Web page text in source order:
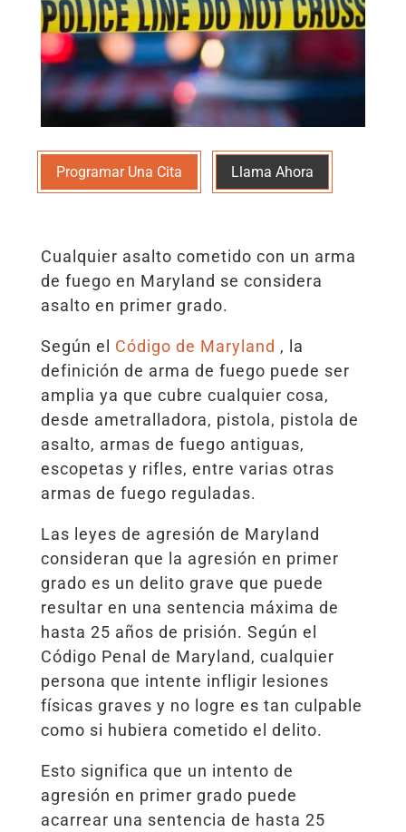
Programar Una Cita Llama Ahora
Cualquier asalto cometido con un arma
de fuego en Maryland se considera
asalto en primer grado.
Según el Código de Maryland , la
definición de arma de fuego puede ser
amplia ya que cubre cualquier cosa,
desde ametralladora, pistola, pistola de
asalto, armas de fuego antiguas,
escopetas y rifles, entre varias otras
armas de fuego reguladas.
Las leyes de agresión de Maryland
consideran que la agresión en primer
grado es un delito grave que puede
resultar en una sentencia máxima de
hasta 25 años de prisión. Según el
Código Penal de Maryland, cualquier
persona que intente infligir lesiones
físicas graves y no logre es tan culpable
como si hubiera cometido el delito.
Esto significa que un intento de
agresión en primer grado puede
acarrear una sentencia de hasta 25